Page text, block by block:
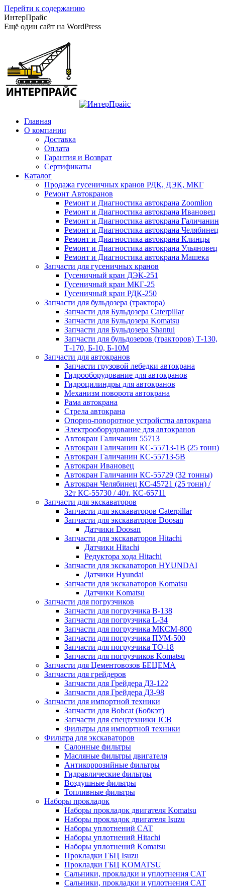
Перейти к содержанию
ИнтерПрайс
Ещё один сайт на WordPress
Главная
О компании
Доставка
Оплата
Гарантия и Возврат
Сертификаты
Каталог
Продажа гусеничных кранов РДК, ДЭК, МКГ
Ремонт Автокранов
Ремонт и Диагностика автокрана Zoomlion
Ремонт и Диагностика автокрана Ивановец
Ремонт и Диагностика автокрана Галичанин
Ремонт и Диагностика автокрана Челябинец
Ремонт и Диагностика автокрана Клинцы
Ремонт и Диагностика автокрана Ульяновец
Ремонт и Диагностика автокрана Машека
Запчасти для гусеничных кранов
Гусеничный кран ДЭК-251
Гусеничный кран МКГ-25
Гусеничный кран РДК-250
Запчасти для бульдозера (трактора)
Запчасти для Бульдозера Caterpillar
Запчасти для Бульдозера Komatsu
Запчасти для Бульдозера Shantui
Запчасти для бульдозеров (тракторов) Т-130,
Т-170, Б-10, Б-10М
Запчасти для автокранов
Запчасти грузовой лебедки автокрана
Гидрооборудование для автокранов
Гидроцилиндры для автокранов
Механизм поворота автокрана
Рама автокрана
Стрела автокрана
Опорно-поворотное устройства автокрана
Электрооборудование для автокранов
Автокран Галичанин 55713
Автокран Галичанин КС-55713-1В (25 тонн)
Автокран Галичанин КС-55713-5В
Автокран Ивановец
Автокран Галичанин КС-55729 (32 тонны)
Автокран Челябинец КС-45721 (25 тонн) /
32т КС-55730 / 40т. КС-65711
Запчасти для экскаваторов
Запчасти для экскаваторов Caterpillar
Запчасти для экскаваторов Doosan
Датчики Doosan
Запчасти для экскаваторов Hitachi
Датчики Hitachi
Редуктора хода Hitachi
Запчасти для экскаваторов HYUNDAI
Датчики Hyundai
Запчасти для экскаваторов Komatsu
Датчики Komatsu
Запчасти для погрузчиков
Запчасти для погрузчика B-138
Запчасти для погрузчика L-34
Запчасти для погрузчика МКСМ-800
Запчасти для погрузчика ПУМ-500
Запчасти для погрузчика ТО-18
Запчасти для погрузчиков Komatsu
Запчасти для Цементовозов БЕЦЕМА
Запчасти для грейдеров
Запчасти для Грейдера ДЗ-122
Запчасти для Грейдера ДЗ-98
Запчасти для импортной техники
Запчасти для Bobcat (Бобкэт)
Запчасти для спецтехники JCB
Фильтры для импортной техники
Фильтра для экскаваторов
Салонные фильтры
Масляные фильтры двигателя
Антикоррозийные фильтры
Гидравлические фильтры
Воздушные фильтры
Топливные фильтры
Наборы прокладок
Наборы прокладок двигателя Komatsu
Наборы прокладок двигателя Isuzu
Наборы уплотнений CAT
Наборы уплотнений Hitachi
Наборы уплотнений Komatsu
Прокладки ГБЦ Isuzu
Прокладки ГБЦ KOMATSU
Сальники, прокладки и уплотнения CAT
Сальники, прокладки и уплотнения CAT